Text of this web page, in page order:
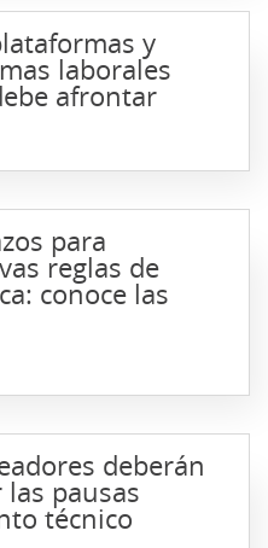
y
laborales
afrontar
para
reglas de
conoce las
deberán
pausas
técnico